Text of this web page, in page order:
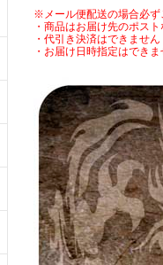
※メール便配送の場合必ず
・商品はお届け先のポス
・代引き決済はできません
・お届け日時指定はでき